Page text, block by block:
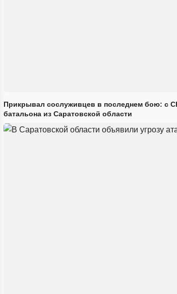
Прикрывал сослуживцев в последнем бою: с
батальона из Саратовской области